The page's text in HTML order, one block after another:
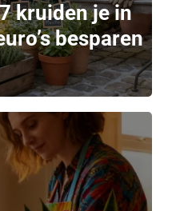
kruiden je in
besparen